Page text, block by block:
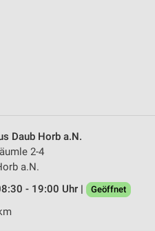
Daub Horb a.N.
2-4
a.N.
- 19:00 Uhr |
Geöffnet
Informationen